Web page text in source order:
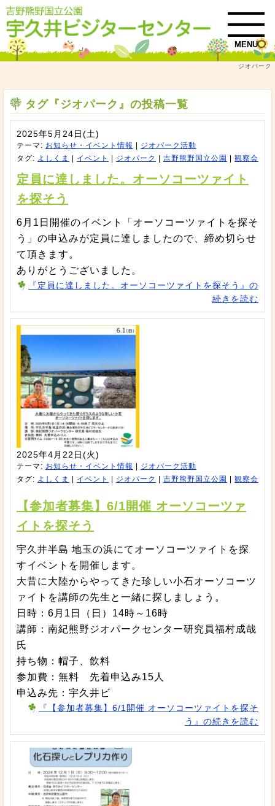
MENU
ジオパーク
タグ『ジオパーク』の投稿一覧
2025年5月24日(土)
テーマ: お知らせ・イベント情報
ジオパーク活動
タグ: よしくま イベント ジオパーク 吉野熊野国立公園 観察会
定員に達しました。オーソコーツァイト
を探そう
6月1日開催のイベント「オーソコーツァイトを探そ
う」の申込みが定員に達しましたので、締め切らせ
て頂きます。
ありがとうございました。
『定員に達しました。オーソコーツァイトを探そう』の
続きを読む
2025年4月22日(火)
テーマ: お知らせ・イベント情報
ジオパーク活動
タグ: よしくま イベント ジオパーク 吉野熊野国立公園 観察会
【参加者募集】6/1開催 オーソコーツァ
イトを探そう
宇久井半島 地玉の浜にてオーソコーツァイトを探
すイベントを開催します。
大昔に大陸からやってきた珍しい小石オーソコーツ
ァイトを講師の先生と一緒に探しましょう。
日時：6月1日（日）14時～16時
講師：南紀熊野ジオパークセンター研究員福村成哉
氏
持ち物：帽子、飲料
参加費：無料 先着申込み15人
申込み先：宇久井ビ
『【参加者募集】6/1開催 オーソコーツァイトを探そ
う』の続きを読む